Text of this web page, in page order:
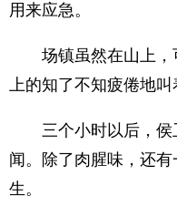
用来应急。
场镇虽然在山上，
上的知了不知疲倦地叫
三个小时以后，侯
闻。除了肉腥味，还
生。